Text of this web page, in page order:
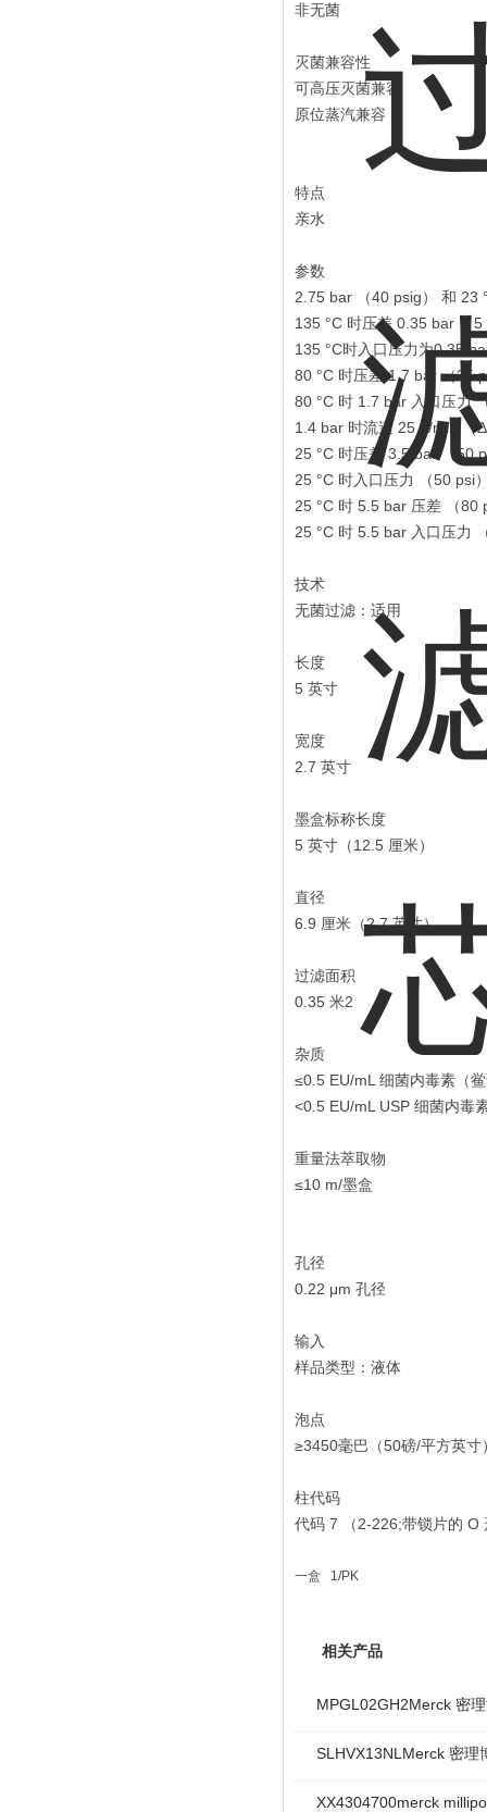
非无菌
灭菌兼容性
可高压灭菌兼容
原位蒸汽兼容
特点
亲水
参数
2.75 bar （40 psig） 和 23
135 °C 时压差 0.35 bar （
135 °C时入口压力为0.35
80 °C 时压差 1.7 bar （25
80 °C 时 1.7 bar 入口压力
1.4 bar 时流速 25 L/min （
25 °C 时压差 3.5 bar （50
25 °C 时入口压力 （50 psi
25 °C 时 5.5 bar 压差 （80
25 °C 时 5.5 bar 入口压力
技术
无菌过滤：适用
长度
5 英寸
宽度
2.7 英寸
墨盒标称长度
5 英寸（12.5 厘米）
直径
6.9 厘米（2.7 英寸）
过滤面积
0.35 米2
杂质
≤0.5 EU/mL 细菌内毒素（
<0.5 EU/mL USP 细菌内毒
重量法萃取物
≤10 m/墨盒
孔径
0.22 μm 孔径
输入
样品类型：液体
泡点
≥3450毫巴（50磅/平方英寸
柱代码
代码 7 （2-226;带锁片的 O
一盒 1/PK
相关产品
MPGL02GH2Merck 密
SLHVX13NLMerck 密理
XX4304700merck